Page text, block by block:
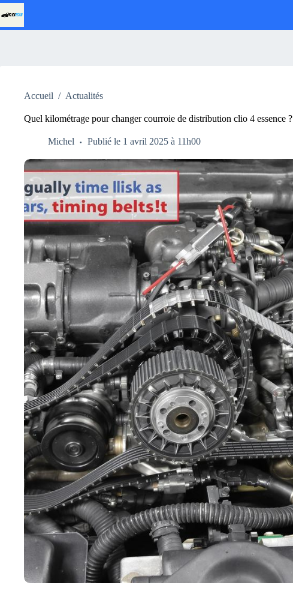
Passer
au
contenu
Accueil / Actualités
Quel kilométrage pour changer courroie de distribution clio 4 essence ?
Michel Publié le 1 avril 2025 à 11h00